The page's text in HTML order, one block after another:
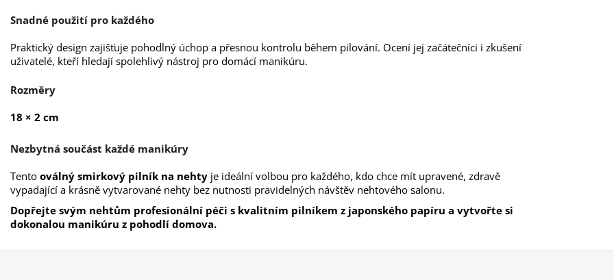
Snadné použití pro každého
Praktický design zajišťuje pohodlný úchop a přesnou kontrolu během pilování. Ocení jej začátečníci i zkušení
uživatelé, kteří hledají spolehlivý nástroj pro domácí manikúru.
Rozměry
18 × 2 cm
Nezbytná součást každé manikúry
Tento oválný smirkový pilník na nehty je ideální volbou pro každého, kdo chce mít upravené, zdravě
vypadající a krásně vytvarované nehty bez nutnosti pravidelných návštěv nehtového salonu.
Dopřejte svým nehtům profesionální péči s kvalitním pilníkem z japonského papíru a vytvořte si
dokonalou manikúru z pohodlí domova.